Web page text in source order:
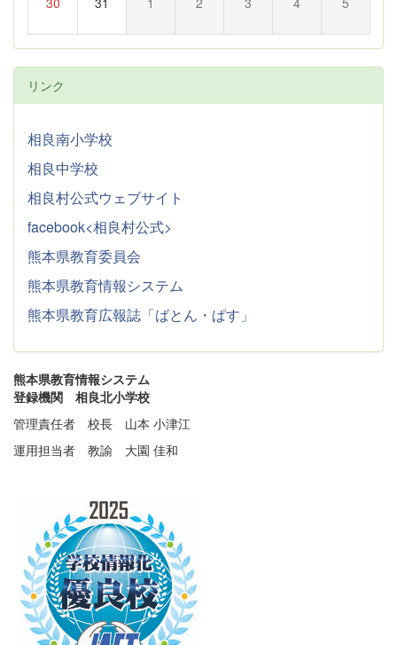
リンク
相良南小学校
相良中学校
相良村公式ウェブサイト
facebook<相良村公式>
熊本県教育委員会
熊本県教育情報システム
熊本県教育広報誌「ばとん・ぱす」
熊本県教育情報システム
登録機関 相良北小学校
管理責任者 校長 山本 小津江
運用担当者 教諭 大園 佳和